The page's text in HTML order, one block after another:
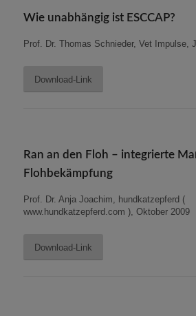
Wie unabhängig ist ESCCAP?
Prof. Dr. Thomas Schnieder, Vet Impulse,
Download-Link
Ran an den Floh – integrierte
Flohbekämpfung
Prof. Dr. Anja Joachim, hundkatzepferd (
www.hundkatzepferd.com ), Oktober 2009
Download-Link